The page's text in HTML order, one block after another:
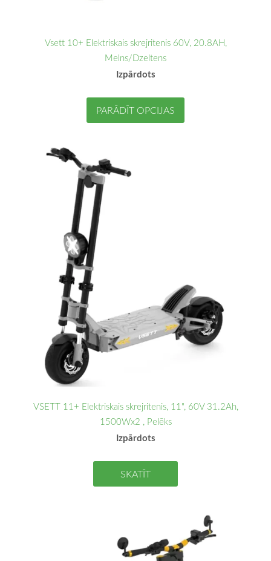
Vsett 10+ Elektriskais skrejritenis 60V, 20.8AH,
Melns/Dzeltens
Izpārdots
PARĀDĪT OPCIJAS
VSETT 11+ Elektriskais skrejritenis, 11", 60V 31.2Ah,
1500Wx2 , Pelēks
Izpārdots
SKATĪT